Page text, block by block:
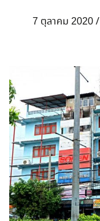
7 ตุลาคม 2020/